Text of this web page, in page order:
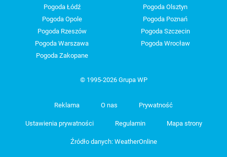
Pogoda Łódź
Pogoda Olsztyn
Pogoda Opole
Pogoda Poznań
Pogoda Rzeszów
Pogoda Szczecin
Pogoda Warszawa
Pogoda Wrocław
Pogoda Zakopane
© 1995-2026 Grupa WP
Reklama O nas Prywatność
Ustawienia prywatności Regulamin Mapa strony
Źródło danych: WeatherOnline